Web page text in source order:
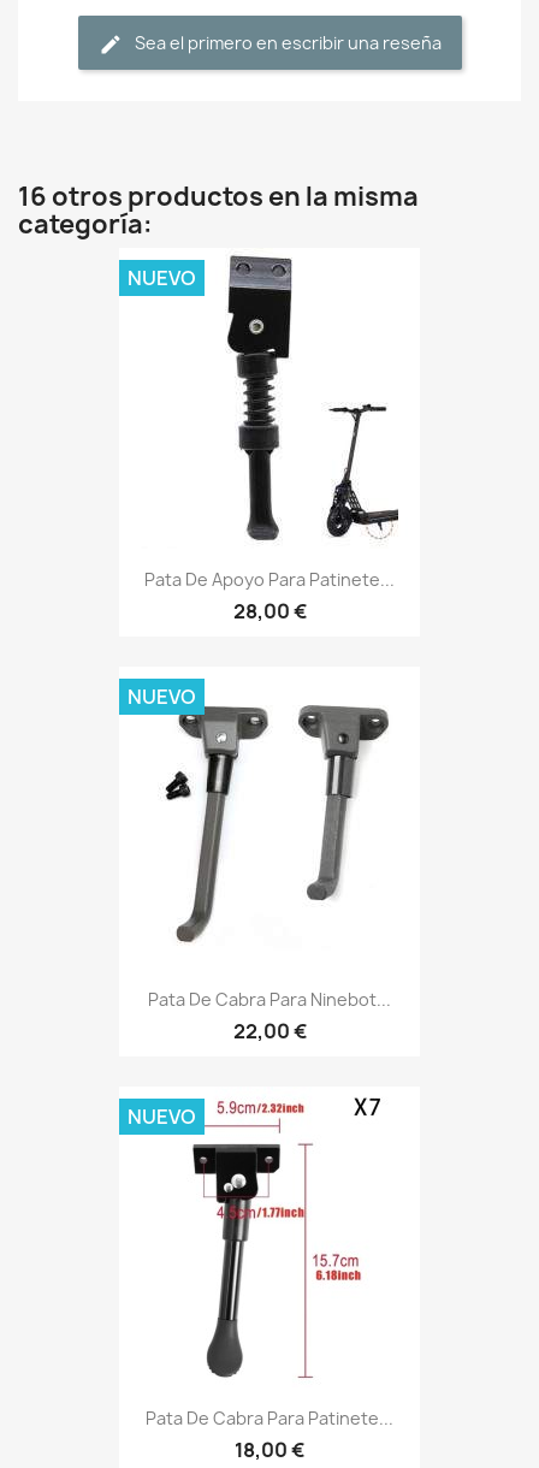
Sea el primero en escribir una reseña
16 otros productos en la misma
categoría:
Pata De Apoyo Para Patinete...
28,00 €
NUEVO
Pata De Cabra Para Ninebot...
22,00 €
NUEVO
Pata De Cabra Para Patinete...
18,00 €
NUEVO